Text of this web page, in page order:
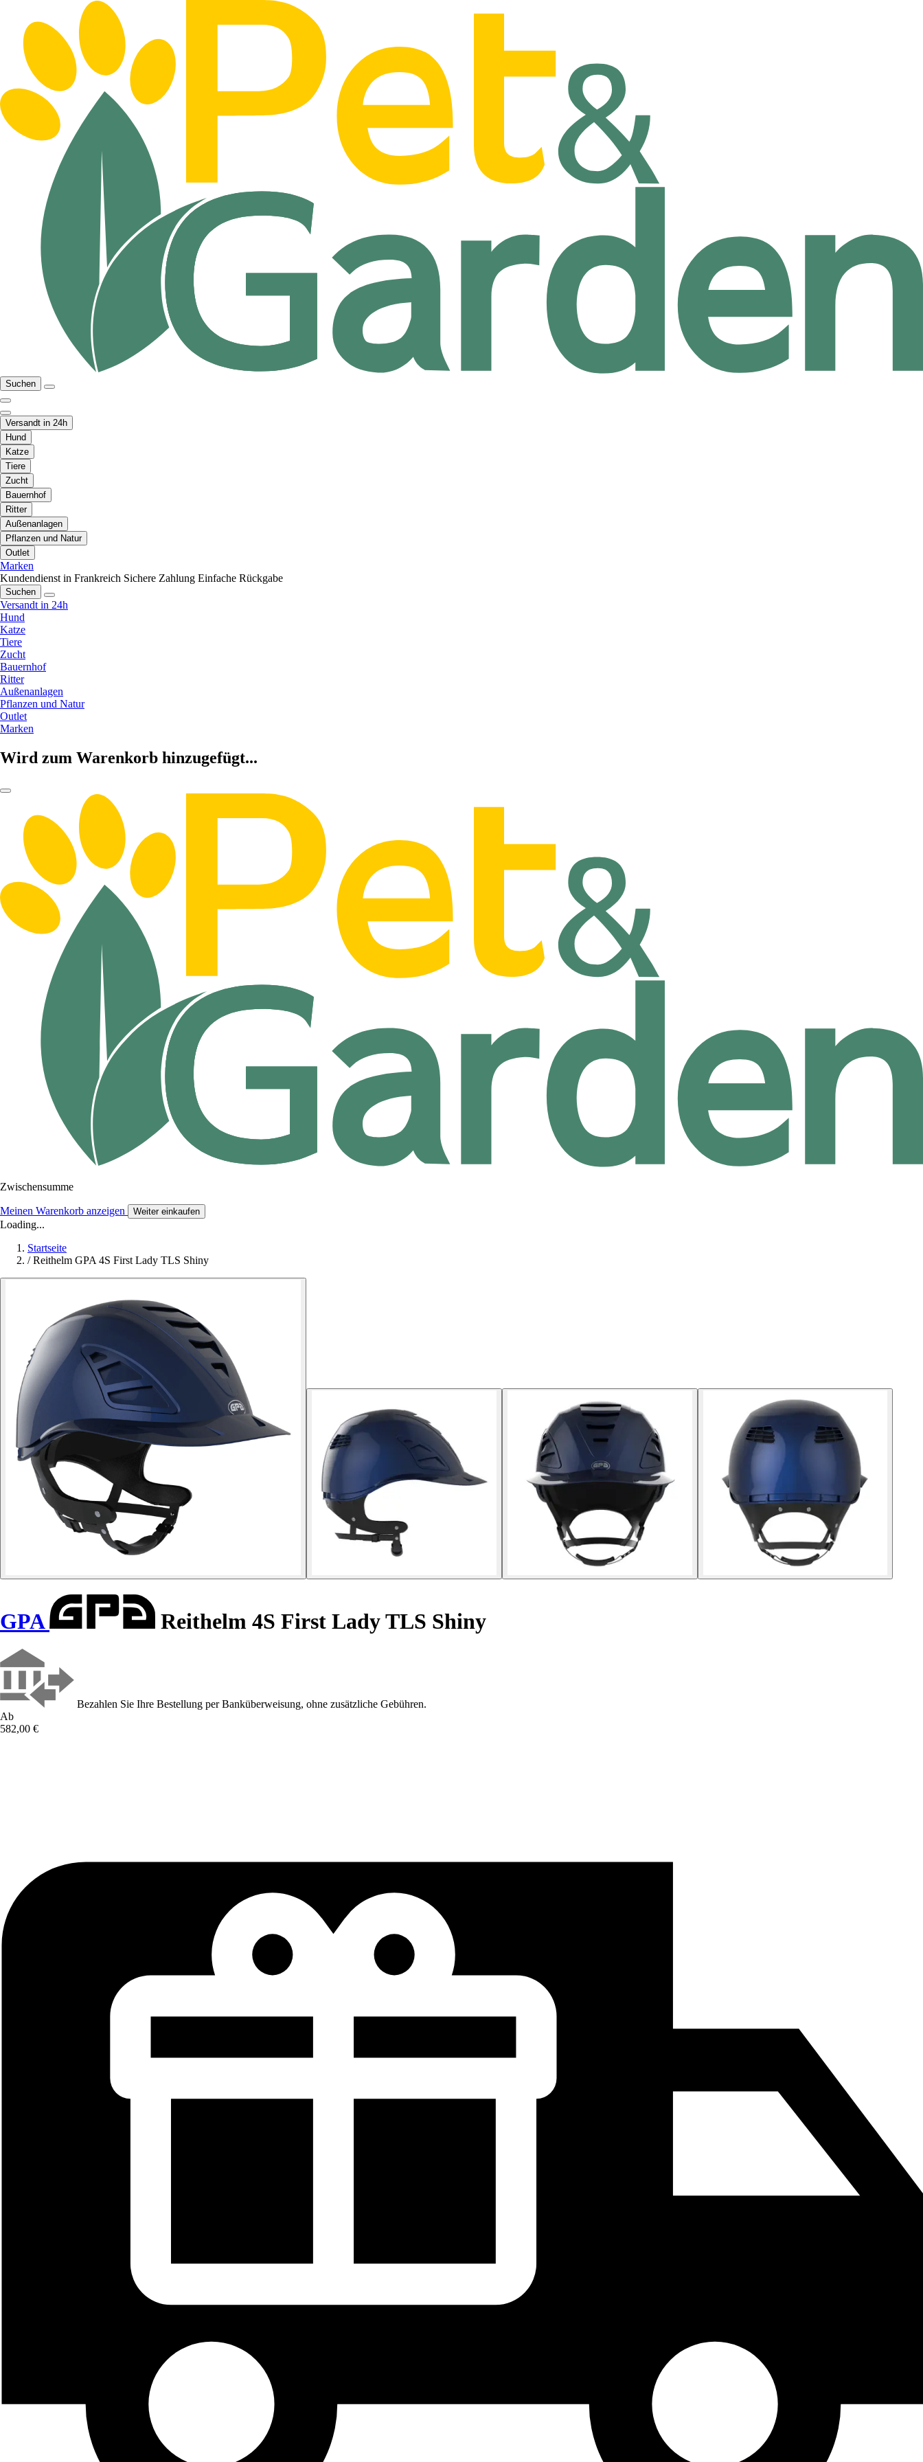
Suchen
Versandt in 24h
Hund
Katze
Tiere
Zucht
Bauernhof
Ritter
Außenanlagen
Pflanzen und Natur
Outlet
Marken
Kundendienst in Frankreich Sichere Zahlung Einfache Rückgabe
Suchen
Versandt in 24h
Hund
Katze
Tiere
Zucht
Bauernhof
Ritter
Außenanlagen
Pflanzen und Natur
Outlet
Marken
Wird zum Warenkorb hinzugefügt...
Zwischensumme
Meinen Warenkorb anzeigen Weiter einkaufen
Loading...
Startseite
/ Reithelm GPA 4S First Lady TLS Shiny
GPA Reithelm 4S First Lady TLS Shiny
Bezahlen Sie Ihre Bestellung per Banküberweisung, ohne zusätzliche Gebühren.
Ab
582,00 €